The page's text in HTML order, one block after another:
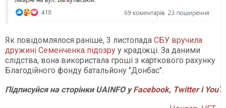
Як повідомлялося раніше, 3 листопада СБУ вручила
дружині Семенченка підозру у крадіжці. За даними
слідства, вона використала гроші з карткового рахунку
Благодійного фонду батальйону "Донбас".
Підписуйся на сторінки UAINFO уFacebook, Twitterі